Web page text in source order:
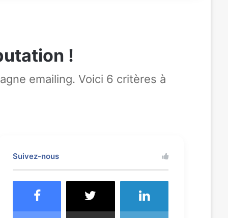
!
emailing. Voici 6 critères à
Suivez-nous